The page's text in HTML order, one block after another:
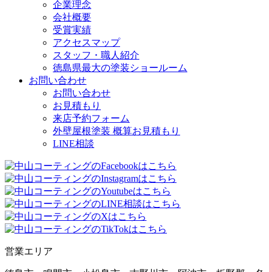
企業理念
会社概要
受賞実績
アクセスマップ
スタッフ・職人紹介
徳島県最大の塗装ショールーム
お問い合わせ
お問い合わせ
お見積もり
来店予約フォーム
外壁屋根塗装 概算お見積もり
LINE相談
営業エリア